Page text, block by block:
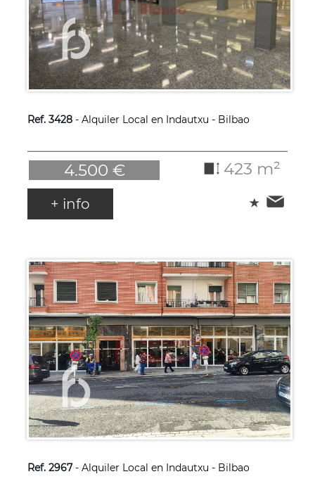
Ref. 3428- Alquiler Local en Indautxu - Bilbao
4.500 € 423 m²
+ info
Ref. 2967- Alquiler Local en Indautxu - Bilbao